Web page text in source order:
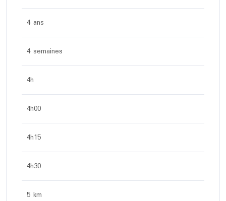
4 ans
4 semaines
4h
4h00
4h15
4h30
5 km